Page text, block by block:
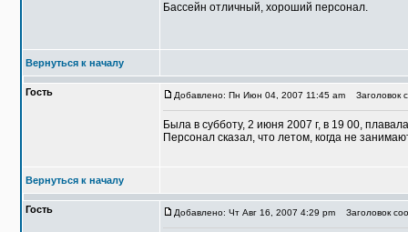
Бассейн отличный, хороший персонал.
Вернуться к началу
Гость Добавлено: Пн Июн 04, 2007 11:45 am Заголовок
Была в субботу, 2 июня 2007 г, в 19 00,
Персонал сказал, что летом, когда не
Вернуться к началу
Гость Добавлено: Чт Авг 16, 2007 4:29 pm Заголовок